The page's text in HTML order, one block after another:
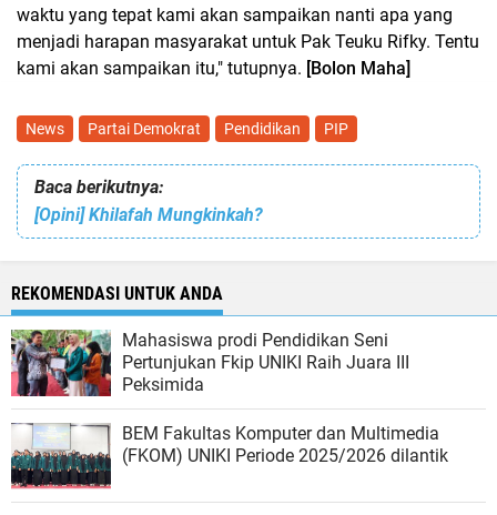
waktu yang tepat kami akan sampaikan nanti apa yang
menjadi harapan masyarakat untuk Pak Teuku Rifky. Tentu
kami akan sampaikan itu," tutupnya. [Bolon Maha]
News Partai Demokrat Pendidikan PIP
Baca berikutnya:
[Opini] Khilafah Mungkinkah?
REKOMENDASI UNTUK ANDA
Mahasiswa prodi Pendidikan Seni
Pertunjukan Fkip UNIKI Raih Juara III
Peksimida
BEM Fakultas Komputer dan Multimedia
(FKOM) UNIKI Periode 2025/2026 dilantik